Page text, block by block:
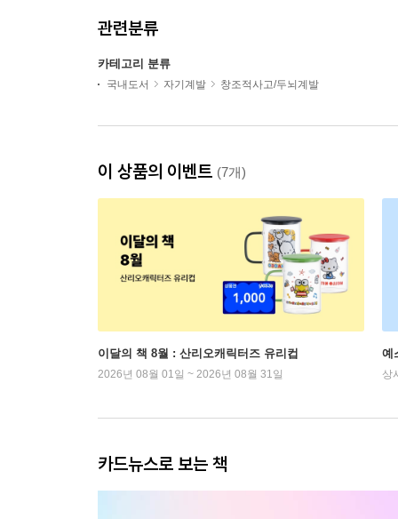
관련분류
카테고리 분류
국내도서 자기계발 창조적사고/두뇌계발
이 상품의 이벤트 (7개)
이달의 책 8월 : 산리오캐릭터즈 유리컵
2026년 08월 01일 ~ 2026년 08월 31일
예
상
카드뉴스로 보는 책